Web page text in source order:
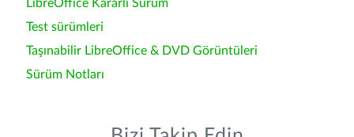
LibreOffice Kararlı Sürüm
Test sürümleri
Taşınabilir LibreOffice & DVD Görüntüleri
Sürüm Notları